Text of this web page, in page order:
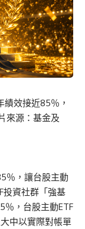
績效接近85％，
來源：基金及
％，讓台股主動
投資社群「強基
％，台股主動ETF
中以實際對帳單